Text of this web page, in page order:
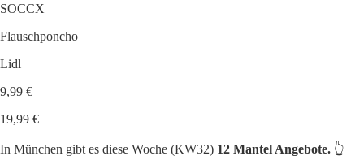
SOCCX
Flauschponcho
Lidl
9,99 €
19,99 €
In München gibt es diese Woche (KW32) 12 Mantel Angebote. 👆